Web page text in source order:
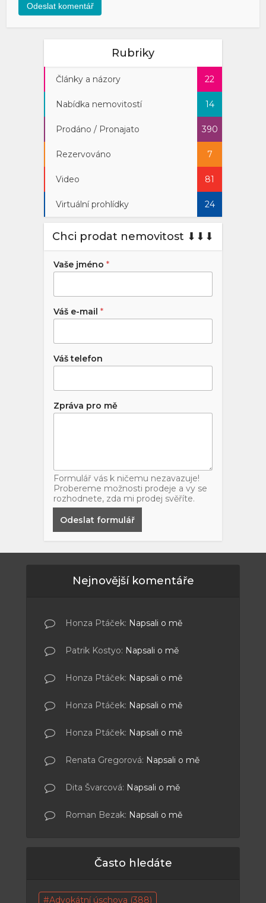
Rubriky
Články a názory 22
Nabídka nemovitostí 14
Prodáno / Pronajato 390
Rezervováno 7
Video 81
Virtuální prohlídky 24
Chci prodat nemovitost ⬇︎⬇︎⬇︎
Vaše jméno *
Váš e-mail *
Váš telefon
Zpráva pro mě
Formulář vás k ničemu nezavazuje!
Probereme možnosti prodeje a vy se
rozhodnete, zda mi prodej svěříte.
Odeslat formulář
Nejnovější komentáře
Honza Ptáček: Napsali o mě
Patrik Kostyo: Napsali o mě
Honza Ptáček: Napsali o mě
Honza Ptáček: Napsali o mě
Honza Ptáček: Napsali o mě
Renata Gregorová: Napsali o mě
Dita Švarcová: Napsali o mě
Roman Bezak: Napsali o mě
Často hledáte
Advokátní úschova (388)